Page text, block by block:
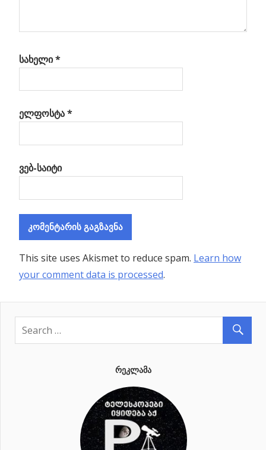
სახელი*
ელფოსტა*
ვებ-საიტი
This site uses Akismet to reduce spam. Learn how
your comment data is processed.
ᲠᲔᲙᲚᲐᲛᲐ